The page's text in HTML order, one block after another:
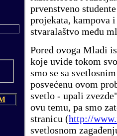
prvenstveno
projekata, kampova
stvaralaštvo među
Pored ovoga Mladi
koje uvide tokom
smo se sa
posvećenu ovom
svetlo - upali
ovu temu, pa smo
stranicu (http://
svetlosnom zagađ